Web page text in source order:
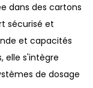
dans des cartons
sécurisé et
et capacités
elle s'intègre
de dosage